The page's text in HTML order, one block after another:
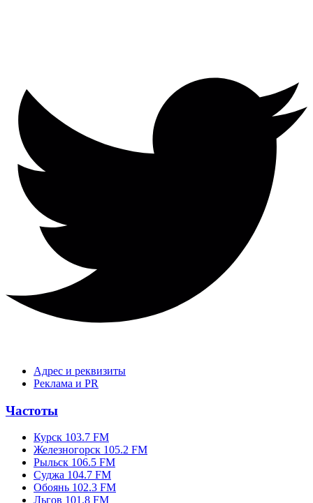
Адрес и реквизиты
Реклама и PR
Частоты
Курск 103.7 FM
Железногорск 105.2 FM
Рыльск 106.5 FM
Суджа 104.7 FM
Обоянь 102.3 FM
Льгов 101.8 FM